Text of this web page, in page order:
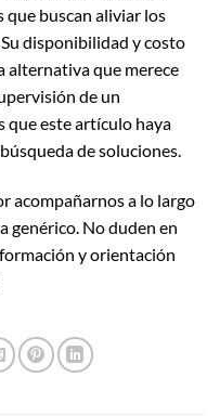
que buscan aliviar los
. Su disponibilidad y costo
alternativa que merece
de un
que este artículo haya
de soluciones.
acompañarnos a lo largo
genérico. No duden en
y orientación